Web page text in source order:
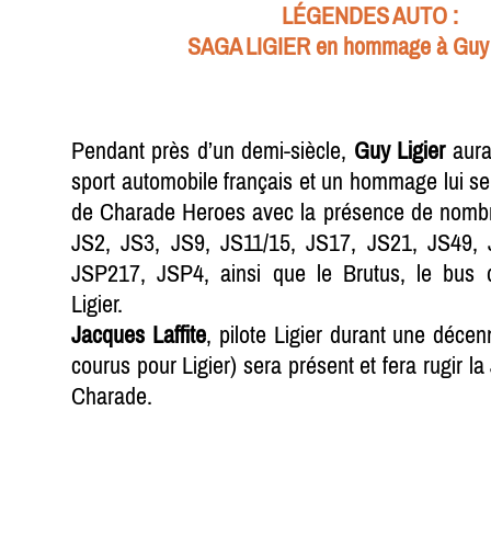
LÉGENDES AUTO :
SAGA LIGIER en hommage à
Pendant près d’un demi-siècle, Guy Ligier
sport automobile français et un hommage lui
de Charade Heroes avec la présence de
JS2, JS3, JS9, JS11/15, JS17, JS21,
JSP217, JSP4, ainsi que le Brutus, le bus
Ligier.
Jacques Laffite, pilote Ligier durant une
courus pour Ligier) sera présent et fera rugir
Charade.